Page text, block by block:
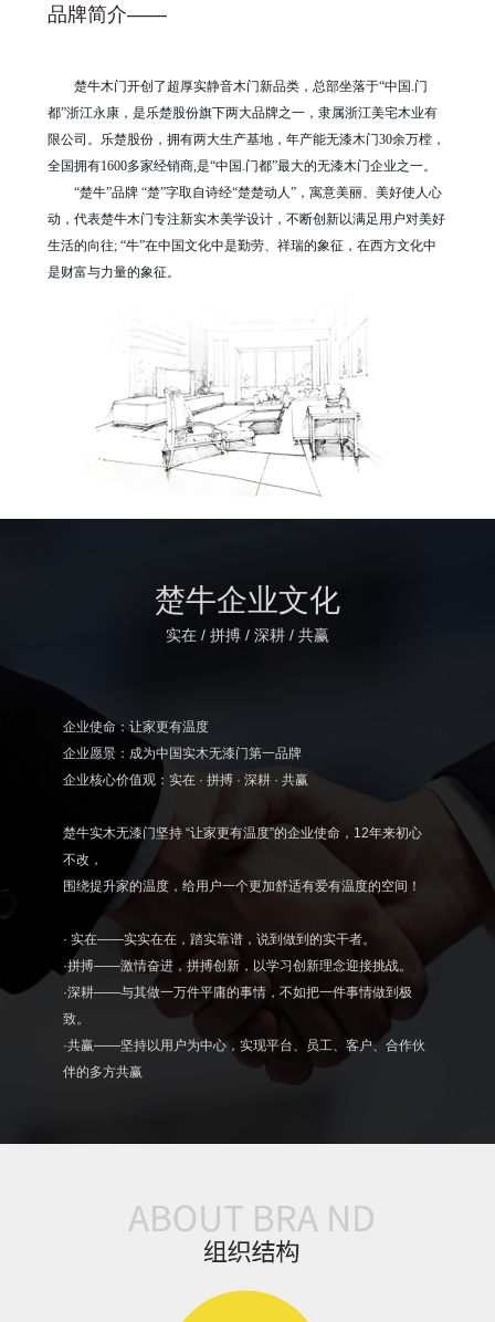
品牌简介——
楚牛木门开创了超厚实静音木门新品类，总部坐落于“中国.门
都”浙江永康，是乐楚股份旗下两大品牌之一，隶属浙江美宅木业有
限公司。乐楚股份，拥有两大生产基地，年产能无漆木门30余万樘，
全国拥有1600多家经销商,是“中国.门都”最大的无漆木门企业之一。
“楚牛”品牌 “楚”字取自诗经“楚楚动人”，寓意美丽、美好使人心
动，代表楚牛木门专注新实木美学设计，不断创新以满足用户对美好
生活的向往; “牛”在中国文化中是勤劳、祥瑞的象征，在西方文化中
是财富与力量的象征。
楚牛企业文化
实在 / 拼搏 / 深耕 / 共赢
企业使命：让家更有温度
企业愿景：成为中国实木无漆门第一品牌
企业核心价值观：实在 · 拼搏 · 深耕 · 共赢
楚牛实木无漆门坚持 “让家更有温度”的企业使命，12年来初心
不改，
围绕提升家的温度，给用户一个更加舒适有爱有温度的空间！
· 实在——实实在在，踏实靠谱，说到做到的实干者。
·拼搏——激情奋进，拼搏创新，以学习创新理念迎接挑战。
·深耕——与其做一万件平庸的事情，不如把一件事情做到极
致。
·共赢——坚持以用户为中心，实现平台、员工、客户、合作伙
伴的多方共赢